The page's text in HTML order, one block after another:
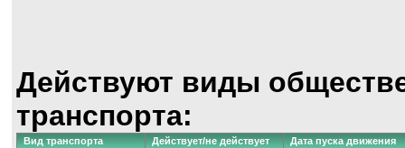
Действуют виды
транспорта:
Вид транспорта Действует/не действует Дата пуска движения